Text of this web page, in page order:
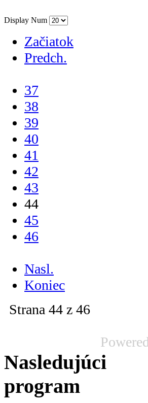
Display Num
Začiatok
Predch.
37
38
39
40
41
42
43
44
45
46
Nasl.
Koniec
Strana 44 z 46
Nasledujúci
program